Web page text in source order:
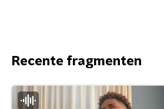
Recente fragmenten